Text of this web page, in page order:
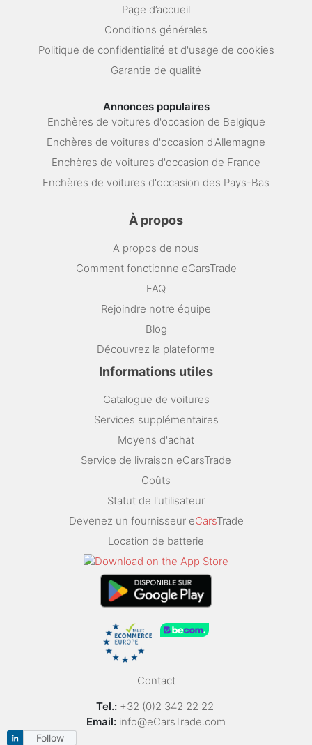
Page d’accueil
Conditions générales
Politique de confidentialité et d'usage de cookies
Garantie de qualité
Annonces populaires
Enchères de voitures d'occasion de Belgique
Enchères de voitures d'occasion d'Allemagne
Enchères de voitures d'occasion de France
Enchères de voitures d'occasion des Pays-Bas
À propos
A propos de nous
Comment fonctionne eCarsTrade
FAQ
Rejoindre notre équipe
Blog
Découvrez la plateforme
Informations utiles
Catalogue de voitures
Services supplémentaires
Moyens d'achat
Service de livraison eCarsTrade
Coûts
Statut de l'utilisateur
Devenez un fournisseur eCarsTrade
Location de batterie
Contact
Tel.: +32 (0)2 342 22 22
Email: info@eCarsTrade.com
Follow